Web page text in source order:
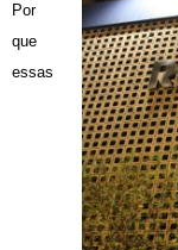
Por
que
essas